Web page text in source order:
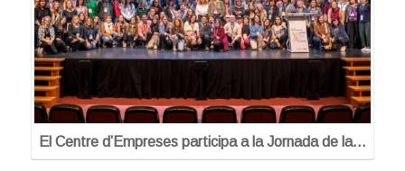
El Centre d’Empreses participa a la Jornada de la…